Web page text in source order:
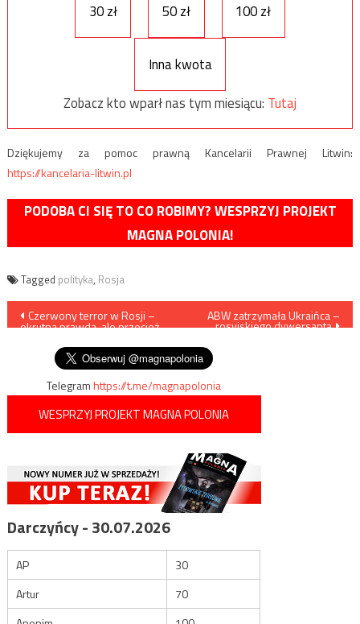
30 zł
50 zł 100 zł
Inna kwota
Zobacz kto wparł nas tym miesiącu: Tutaj
Dziękujemy za pomoc prawną Kancelarii Prawnej Litwin:
https://kancelaria-litwin.pl
PODOBA CI SIĘ TO CO ROBIMY? WESPRZYJ PROJEKT
MAGNA POLONIA!
Tagged polityka, Rosja
Nawigacja
wpisu
Czerwony terror w Rosji –
okrutna prawda, ale przecież
ABW zatrzymała Ukraińca –
rosyjskiego dywersanta
Telegramhttps://t.me/magnapolonia
WESPRZYJ PROJEKT MAGNA POLONIA
Darczyńcy - 30.07.2026
AP
30
Artur
70